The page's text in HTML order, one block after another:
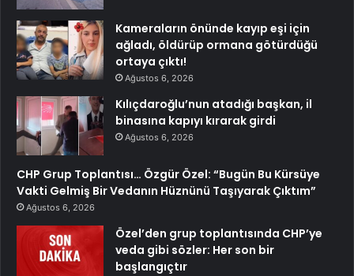
Kameraların önünde kayıp eşi için
ağladı, öldürüp ormana götürdüğü
ortaya çıktı!
Ağustos 6, 2026
Kılıçdaroğlu’nun atadığı başkan, il
binasına kapıyı kırarak girdi
Ağustos 6, 2026
CHP Grup Toplantısı… Özgür Özel: “Bugün Bu Kürsüye
Vakti Gelmiş Bir Vedanın Hüznünü Taşıyarak Çıktım”
Ağustos 6, 2026
Özel’den grup toplantısında CHP’ye
veda gibi sözler: Her son bir
başlangıçtır